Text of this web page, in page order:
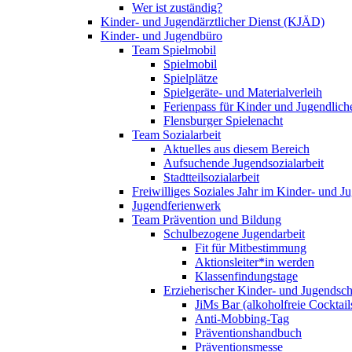
Wer ist zuständig?
Kinder- und Jugendärztlicher Dienst (KJÄD)
Kinder- und Jugendbüro
Team Spielmobil
Spielmobil
Spielplätze
Spielgeräte- und Materialverleih
Ferienpass für Kinder und
Flensburger Spielenacht
Team Sozialarbeit
Aktuelles aus diesem Bereich
Aufsuchende Jugendsozialarbeit
Stadtteilsozialarbeit
Freiwilliges Soziales Jahr im Kinder- und
Jugendferienwerk
Team Prävention und Bildung
Schulbezogene Jugendarbeit
Fit für Mitbestimmung
Aktionsleiter*in werden
Klassenfindungstage
Erzieherischer Kinder- und
JiMs Bar (alkoholfreie
Anti-Mobbing-Tag
Präventionshandbuch
Präventionsmesse